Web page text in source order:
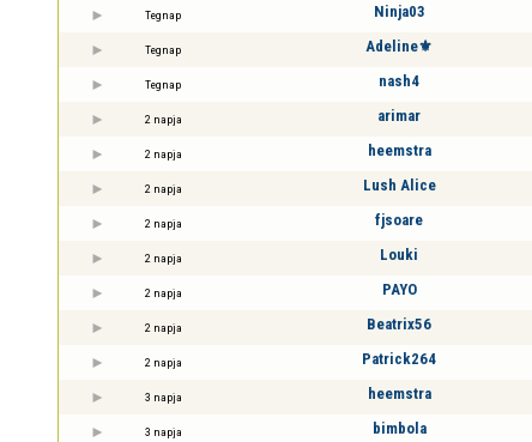
Tegnap Ninja03
Tegnap Adeline⚜
Tegnap nash4
2 napja arimar
2 napja heemstra
2 napja Lush Alice
2 napja fjsoare
2 napja Louki
2 napja PAYO
2 napja Beatrix56
2 napja Patrick264
3 napja heemstra
3 napja bimbola